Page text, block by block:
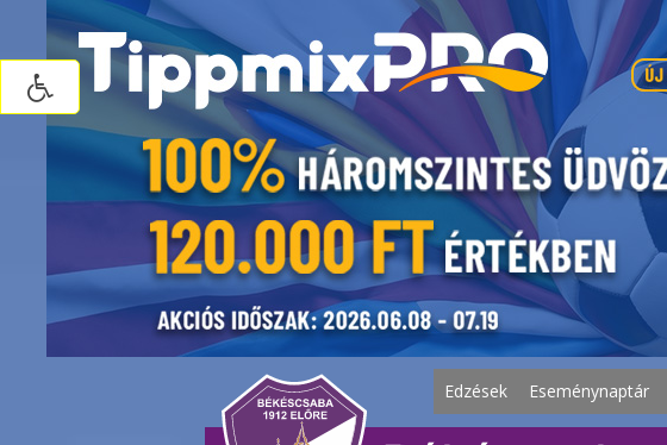
Edzések Eseménynaptár